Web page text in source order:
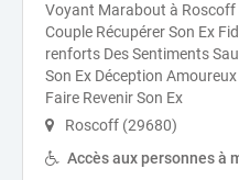
Voyant Marabout à Roscoff
Couple Récupérer Son Ex
renforts Des Sentiments
Son Ex Déception
Faire Revenir Son Ex
Roscoff (29680)
Accès aux personnes à